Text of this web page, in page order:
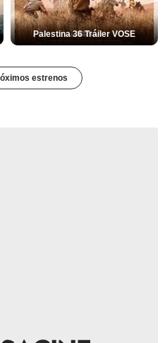
Palestina 36 Tráiler VOSE
estrenos